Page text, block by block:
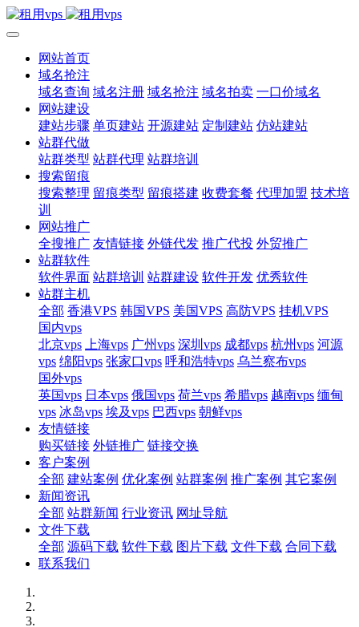
网站首页
域名抢注
域名查询 域名注册 域名抢注 域名拍卖 一口价域名
网站建设
建站步骤 单页建站 开源建站 定制建站 仿站建站
站群代做
站群类型 站群代理 站群培训
搜索留痕
搜索整理 留痕类型 留痕搭建 收费套餐 代理加盟 技术培
训
网站推广
全搜推广 友情链接 外链代发 推广代投 外贸推广
站群软件
软件界面 站群培训 站群建设 软件开发 优秀软件
站群主机
全部 香港VPS 韩国VPS 美国VPS 高防VPS 挂机VPS
国内vps
北京vps
上海vps 广州vps 深圳vps 成都vps 杭州vps 河源
vps 绵阳vps 张家口vps 呼和浩特vps 乌兰察布vps
国外vps
英国vps 日本vps 俄国vps 荷兰vps 希腊vps 越南vps 缅甸
vps 冰岛vps 埃及vps 巴西vps 朝鲜vps
友情链接
购买链接 外链推广 链接交换
客户案例
全部 建站案例 优化案例 站群案例 推广案例 其它案例
新闻资讯
全部 站群新闻 行业资讯 网址导航
文件下载
全部 源码下载 软件下载 图片下载 文件下载 合同下载
联系我们